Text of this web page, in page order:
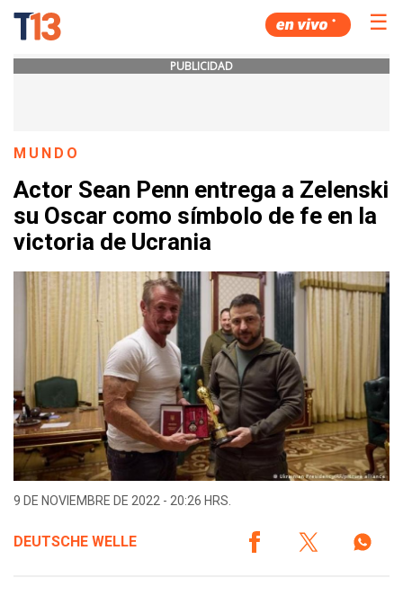
☰
PUBLICIDAD
MUNDO
Actor Sean Penn entrega a Zelenski
su Oscar como símbolo de fe en la
victoria de Ucrania
9 DE NOVIEMBRE DE 2022 - 20:26 HRS.
DEUTSCHE WELLE